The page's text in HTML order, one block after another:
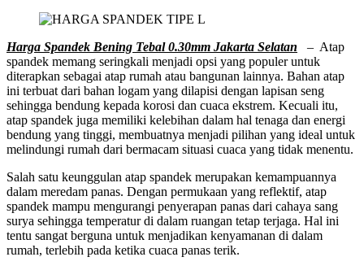
Harga Spandek Bening Tebal 0.30mm Jakarta Selatan – Atap
spandek memang seringkali menjadi opsi yang populer untuk
diterapkan sebagai atap rumah atau bangunan lainnya. Bahan atap
ini terbuat dari bahan logam yang dilapisi dengan lapisan seng
sehingga bendung kepada korosi dan cuaca ekstrem. Kecuali itu,
atap spandek juga memiliki kelebihan dalam hal tenaga dan energi
bendung yang tinggi, membuatnya menjadi pilihan yang ideal untuk
melindungi rumah dari bermacam situasi cuaca yang tidak menentu.
Salah satu keunggulan atap spandek merupakan kemampuannya
dalam meredam panas. Dengan permukaan yang reflektif, atap
spandek mampu mengurangi penyerapan panas dari cahaya sang
surya sehingga temperatur di dalam ruangan tetap terjaga. Hal ini
tentu sangat berguna untuk menjadikan kenyamanan di dalam
rumah, terlebih pada ketika cuaca panas terik.